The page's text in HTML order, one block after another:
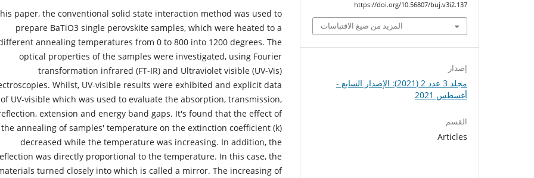
paper, the conventional solid state interaction method was used to
prepare BaTiO3 single perovskite samples, which were heated to a
annealing temperatures from 0 to 800 into 1200 degrees. The
optical properties of the samples were investigated, using Fourier
transformation infrared (FT-IR) and Ultraviolet visible (UV-Vis)
Whilst, UV-visible results were exhibited and explicit data
of UV-visible which was used to evaluate the absorption, transmission,
extension and energy band gaps. It's found that the effect of
the annealing of samples' temperature on the extinction coefficient (k)
decreased while the temperature was increasing. In addition, the
was directly proportional to the temperature. In this case, the
turned closely into which is called a mirror. The increasing of
https://doi.org/10.56807/buj.v3i2.137
المزيد من صيغ الاقتباسات
إصدار
مجلد 3 عدد 2 (2021): الإصدار السابع -
أغسطس 2021
القسم
Articles